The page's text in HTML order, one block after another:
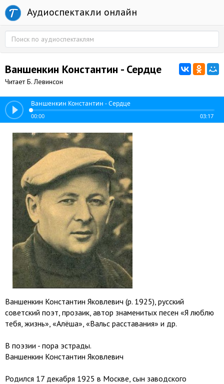
Аудиоспектакли онлайн
Ваншенкин Константин - Сердце
Читает Б. Левинсон
Ваншенкин Константин - Сердце
00:00 03:17
Ваншенкин Константин Яковлевич (р. 1925), русский
советский поэт, прозаик, автор знаменитых песен «Я люблю
тебя, жизнь», «Алёша», «Вальс расставания» и др.
В поэзии - пора эстрады.
Ваншенкин Константин Яковлевич
Родился 17 декабря 1925 в Москве, сын заводского